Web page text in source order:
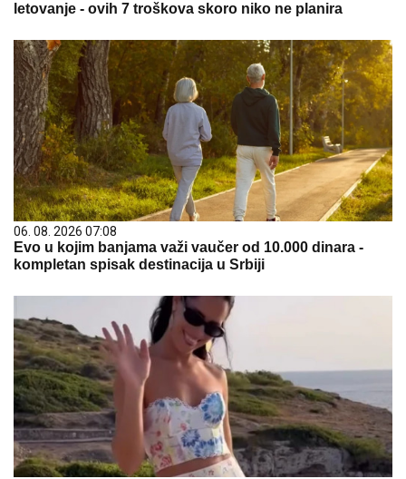
letovanje - ovih 7 troškova skoro niko ne planira
06. 08. 2026 07:08
Evo u kojim banjama važi vaučer od 10.000 dinara -
kompletan spisak destinacija u Srbiji